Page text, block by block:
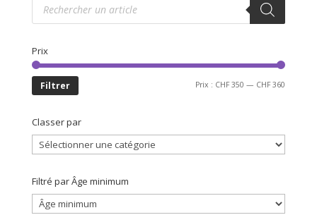
produits
Prix
Filtrer Prix : CHF 350 — CHF 360
Classer par
Filtré par Âge minimum